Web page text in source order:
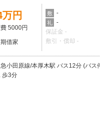
円
5000円
借家
敷 -
礼
-
保証金 -
敷引・償却 -
小田原線/本厚木駅 バス12分 (バス
歩3分